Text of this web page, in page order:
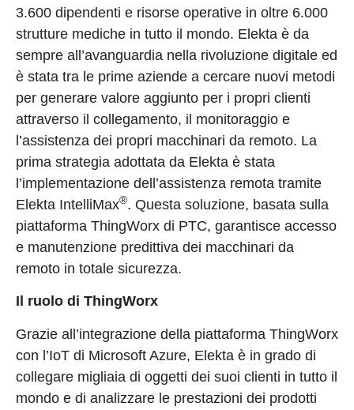
3.600 dipendenti e risorse operative in oltre 6.000
strutture mediche in tutto il mondo. Elekta è da
sempre all’avanguardia nella rivoluzione digitale ed
è stata tra le prime aziende a cercare nuovi metodi
per generare valore aggiunto per i propri clienti
attraverso il collegamento, il monitoraggio e
l’assistenza dei propri macchinari da remoto. La
prima strategia adottata da Elekta è stata
l’implementazione dell’assistenza remota tramite
Elekta IntelliMax®. Questa soluzione, basata sulla
piattaforma ThingWorx di PTC, garantisce accesso
e manutenzione predittiva dei macchinari da
remoto in totale sicurezza.
Il ruolo di ThingWorx
Grazie all’integrazione della piattaforma ThingWorx
con l’IoT di Microsoft Azure, Elekta è in grado di
collegare migliaia di oggetti dei suoi clienti in tutto il
mondo e di analizzare le prestazioni dei prodotti